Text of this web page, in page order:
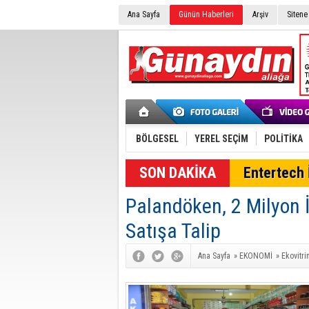
Ana Sayfa Günün Haberleri Arşiv
BÖLGESEL YEREL SEÇİM POLİTİKA
SON DAKİKA Entertech
Palandöken, 2 Milyon
Satışa Talip
Ana Sayfa » EKONOMİ » Ekovitrin